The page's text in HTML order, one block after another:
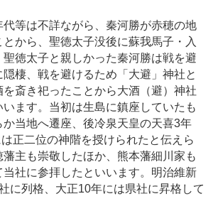
等は不詳ながら、秦河勝が赤穂の地
から、聖徳太子没後に蘇我馬子・入
聖徳太子と親しかった秦河勝は戦を避
棲、戦を避けるため「大避」神社と
斎き祀ったことから大酒（避）神社
います。当初は生島に鎮座していたも
当地へ遷座、後冷泉天皇の天喜3年
は正二位の神階を授けられたと伝えら
主も崇敬したほか、熊本藩細川家も
社に参拝したといいます。明治維新
に列格、大正10年には県社に昇格して